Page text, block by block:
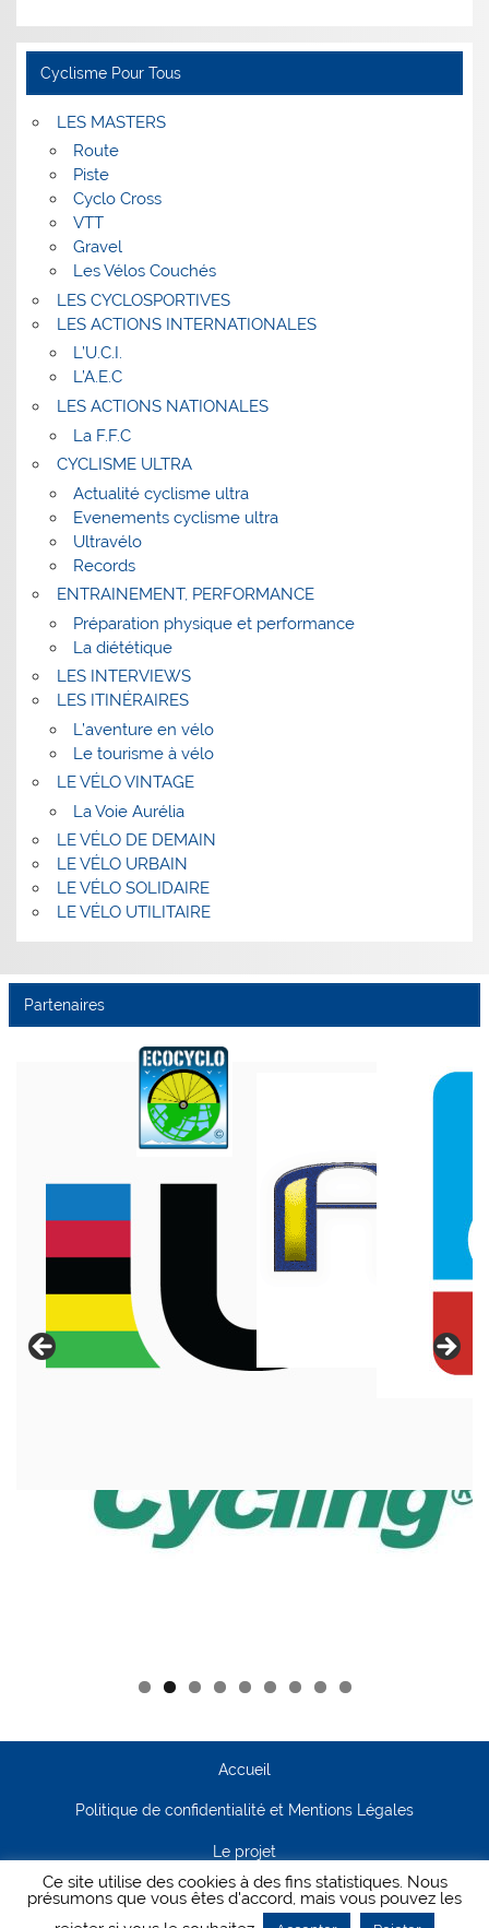
Cyclisme Pour Tous
LES MASTERS
Route
Piste
Cyclo Cross
VTT
Gravel
Les Vélos Couchés
LES CYCLOSPORTIVES
LES ACTIONS INTERNATIONALES
L’U.C.I.
L’A.E.C
LES ACTIONS NATIONALES
La F.F.C
CYCLISME ULTRA
Actualité cyclisme ultra
Evenements cyclisme ultra
Ultravélo
Records
ENTRAINEMENT, PERFORMANCE
Préparation physique et performance
La diététique
LES INTERVIEWS
LES ITINÉRAIRES
L’aventure en vélo
Le tourisme à vélo
LE VÉLO VINTAGE
La Voie Aurélia
LE VÉLO DE DEMAIN
LE VÉLO URBAIN
LE VÉLO SOLIDAIRE
LE VÉLO UTILITAIRE
Partenaires
Accueil
Politique de confidentialité et Mentions Légales
Le projet
Contact
Ce site utilise des cookies à des fins statistiques. Nous
présumons que vous êtes d'accord, mais vous pouvez les